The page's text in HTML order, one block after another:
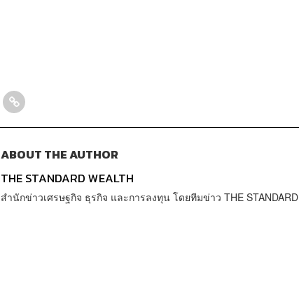
ABOUT THE AUTHOR
THE STANDARD WEALTH
สำนักข่าวเศรษฐกิจ ธุรกิจ และการลงทุน โดยทีมข่าว THE STANDARD